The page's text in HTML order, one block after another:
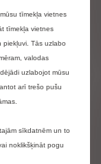
tīmekļa vietnes
tīmekļa vietnes
Tās uzlabo
valodas
uzlabojot mūsu
arī trešo pušu
sīkdatnēm un to
noklikšķināt pogu